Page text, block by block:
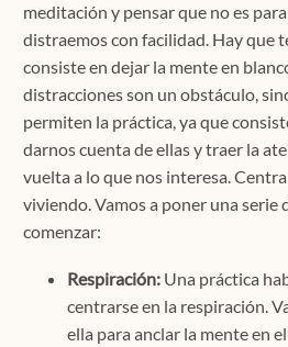
meditación y pensar que no es
distraemos con facilidad. Hay que
consiste en dejar la mente en
distracciones son un obstáculo,
permiten la práctica, ya que
darnos cuenta de ellas y traer la
vuelta a lo que nos interesa.
viviendo. Vamos a poner una serie
comenzar:
Respiración: Una práctica
centrarse en la respiración.
ella para anclar la mente en